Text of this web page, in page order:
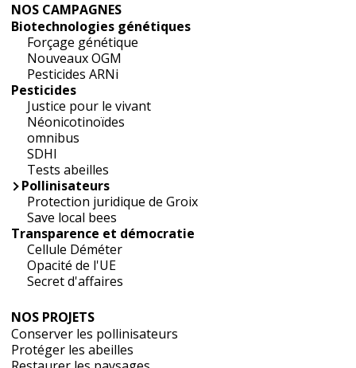
NOS CAMPAGNES
Biotechnologies génétiques
Forçage génétique
Nouveaux OGM
Pesticides ARNi
Pesticides
Justice pour le vivant
Néonicotinoïdes
omnibus
SDHI
Tests abeilles
Pollinisateurs
Protection juridique de Groix
Save local bees
Transparence et démocratie
Cellule Déméter
Opacité de l'UE
Secret d'affaires
NOS PROJETS
Conserver les pollinisateurs
Protéger les abeilles